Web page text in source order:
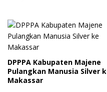
DPPPA Kabupaten Majene
Pulangkan Manusia Silver
Makassar